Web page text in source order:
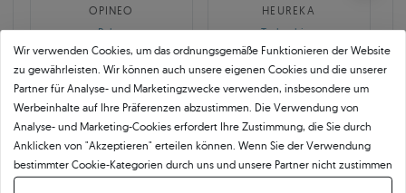
OPINEO
Polen
HEUREKA
Tschechien
SAVICKI 5C ist mehr als der
Wir verwenden Cookies, um das ordnungsgemäße Funktionieren der Website
zu gewährleisten. Wir können auch unsere eigenen Cookies und die unserer
Partner für Analyse- und Marketingzwecke verwenden, insbesondere um
Werbeinhalte auf Ihre Präferenzen abzustimmen. Die Verwendung von
Analyse- und Marketing-Cookies erfordert Ihre Zustimmung, die Sie durch
Anklicken von "Akzeptieren" erteilen können. Wenn Sie der Verwendung
bestimmter Cookie-Kategorien durch uns und unsere Partner nicht zustimmen
möchten, klicken Sie auf "Lassen Sie mich wählen" und bestimmen Sie Ihre